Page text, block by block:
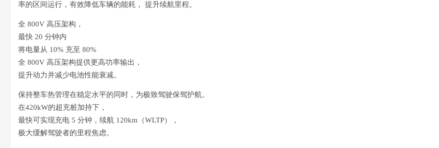
率的区间运行，有效降低车辆的能耗， 提升续航里程。
全 800V 高压架构，
最快 20 分钟内
将电量从 10% 充至 80%
全 800V 高压架构提供更高功率输出，
提升动力并减少电池性能衰减。
保持整车热管理在稳定水平的同时，为极致驾驶保驾护航。
在420kW的超充桩加持下，
最快可实现充电 5 分钟，续航 120km（WLTP），
极大缓解驾驶者的里程焦虑。